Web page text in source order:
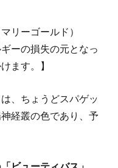
リーゴールド）
ーの損失の元となっ
ます。】
、ちょうどスパゲッ
経叢の色であり、予